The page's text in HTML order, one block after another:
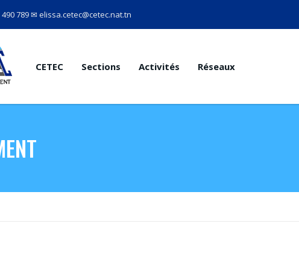
789 ✉ elissa.cetec@cetec.nat.tn
CETEC Sections Activités Réseaux